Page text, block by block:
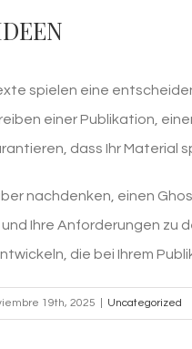
spielen eine
einer Publikation,
dass Ihr Material
nachdenken, einen
Ihre Anforderungen zu
die bei Ihrem
19th, 2025 Uncategorized